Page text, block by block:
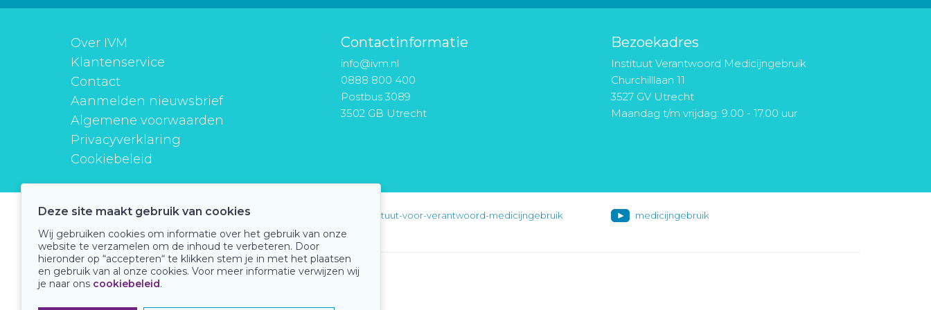
Over IVM
Klantenservice
Contact
Aanmelden nieuwsbrief
Algemene voorwaarden
Privacyverklaring
Cookiebeleid
Contactinformatie
info@ivm.nl
0888 800 400
Postbus 3089
3502 GB Utrecht
Bezoekadres
Instituut Verantwoord Medicijngebruik
Churchilllaan 11
3527 GV Utrecht
Maandag t/m vrijdag: 9.00 - 17.00 uur
instituutverantwoordmedicijngebruik instituut-voor-verantwoord-medicijngebruik medicijngebruik
Onze keurmerken
Deze site maakt gebruik van cookies
Wij gebruiken cookies om informatie over het gebruik van onze
website te verzamelen om de inhoud te verbeteren. Door
hieronder op “accepteren“ te klikken stem je in met het plaatsen
en gebruik van al onze cookies. Voor meer informatie verwijzen wij
je naar ons cookiebeleid.